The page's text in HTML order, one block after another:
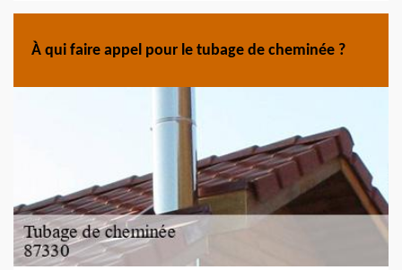
À qui faire appel pour le tubage de cheminée ?